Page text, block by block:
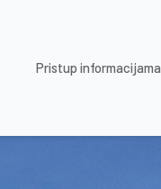
Pristup informacijama